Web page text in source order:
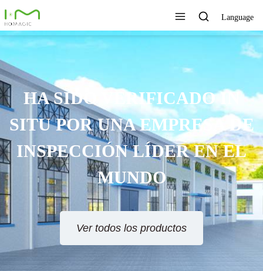
Language
HA SIDO VERIFICADO IN
SITU POR UNA EMPRESA DE
INSPECCIÓN LÍDER EN EL
MUNDO
Ver todos los productos